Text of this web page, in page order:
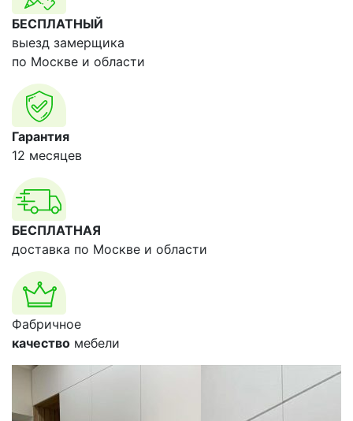
БЕСПЛАТНЫЙ
выезд замерщика
по Москве и области
Гарантия
12 месяцев
БЕСПЛАТНАЯ
доставка по Москве и области
Фабричное
качество мебели